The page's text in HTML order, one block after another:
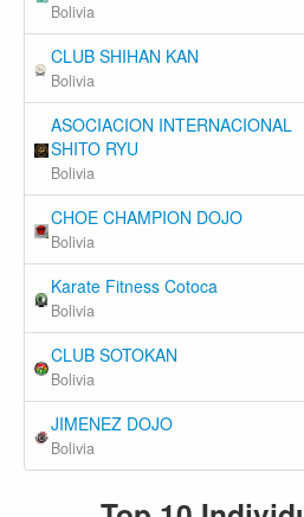
Bolivia
CLUB SHIHAN KAN
Bolivia
ASOCIACION INTERNACIONAL
SHITO RYU
Bolivia
CHOE CHAMPION DOJO
Bolivia
Karate Fitness Cotoca
Bolivia
CLUB SOTOKAN
Bolivia
JIMENEZ DOJO
Bolivia